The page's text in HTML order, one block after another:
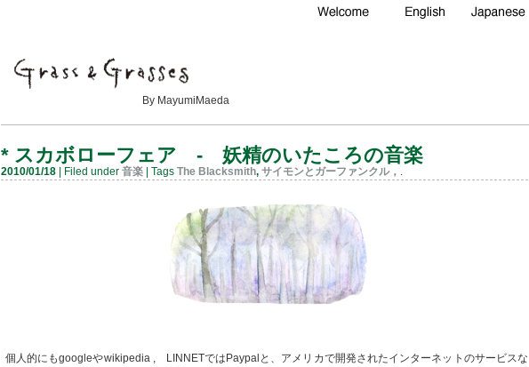
By MayumiMaeda
* スカボローフェア - 妖精のいたころの音楽
2010/01/18 | Filed under 音楽 | Tags The Blacksmith, サイモンとガーファンクル， .
個人的にもgoogleやwikipedia , LINNETではPaypalと、アメリカで開発されたインターネットのサービスな